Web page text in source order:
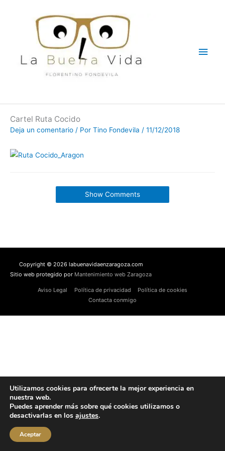
Cartel Ruta Cocido
Deja un comentario / Por Tino Fondevila / 11/12/2018
Show Comments
Copyright © 2026 labuenavidaenzaragoza.com
Sitio web protegido por Mantenimiento web Zaragoza
Aviso Legal Política de privacidad
Política de cookies
Contacta conmigo
Utilizamos cookies para ofrecerte la mejor experiencia en
nuestra web.
Puedes aprender más sobre qué cookies utilizamos o
desactivarlas en los ajustes.
Aceptar